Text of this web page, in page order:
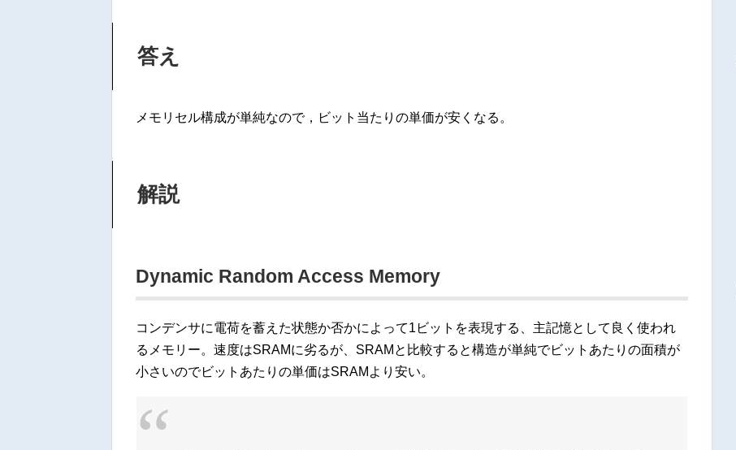
答え
メモリセル構成が単純なので，ビット当たりの単価が安くなる。
解説
Dynamic Random Access Memory
コンデンサに電荷を蓄えた状態か否かによって1ビットを表現する、主記憶として良く使われ
るメモリー。速度はSRAMに劣るが、SRAMと比較すると構造が単純でビットあたりの面積が
小さいのでビットあたりの単価はSRAMより安い。